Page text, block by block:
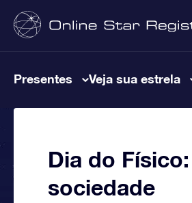
Presentes Veja sua estrela
Dia do
sociedade